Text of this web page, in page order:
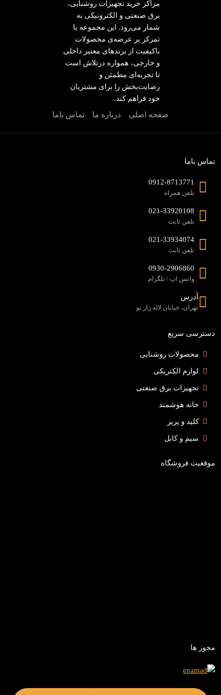
مراکز خرید تجهیزات روشنایی،
برق صنعتی و الکترونیکی به
شمار می‌رود. این مجموعه با
تمرکز بر عرضه‌ی محصولات
باکیفیت از برندهای معتبر داخلی
و خارجی، همواره درتلاش است
تا تجربه‌ای مطمئن و
رضایت‌بخش را برای مشتریان
خود فراهم کند.
صفحه اصلی
درباره ما تماس باما
تماس باما
0912-8713771
تلفن همراه
021-33920108
تلفن ثابت
021-33934074
تلفن ثابت
0930-2906860
واتس اپ / تلگرام
آدرس
تهران، خیابان لاله زار نو
دسترسی سریع
محصولات روشنایی
لوازم الکتریکی
تجهیزات برق صنعتی
خانه هوشمند
کلید و پریز
سیم و کابل
موقعیت فروشگاه
مجوز ها